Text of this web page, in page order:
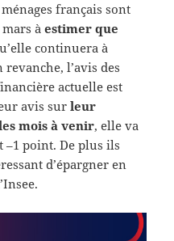
français sont
mars àestimer que
continuera à
l’avis des
actuelle est
avis surleur
mois à venir, elle va
–1 point. De plus ils
d’épargner en